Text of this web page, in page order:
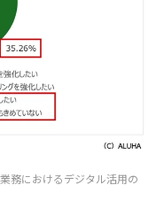
務におけるデジタル活用の